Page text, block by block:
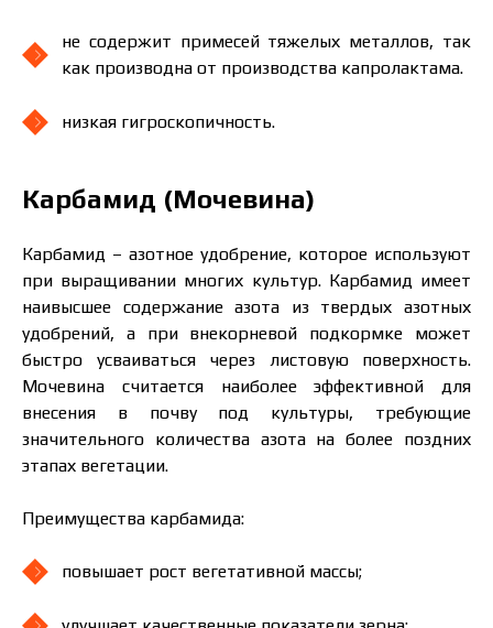
не содержит примесей тяжелых металлов, так
как производна от производства капролактама.
низкая гигроскопичность.
Карбамид (Мочевина)
Карбамид – азотное удобрение, которое используют
при выращивании многих культур. Карбамид имеет
наивысшее содержание азота из твердых азотных
удобрений, а при внекорневой подкормке может
быстро усваиваться через листовую поверхность.
Мочевина считается наиболее эффективной для
внесения в почву под культуры, требующие
значительного количества азота на более поздних
этапах вегетации.
Преимущества карбамида:
повышает рост вегетативной массы;
расчёта индивидуальной цены заполните
данные:
Заказать
защиты персональных данных.
Связаться с менеджером Makosh
Я ознакомился и принимаю политику
защиты персональных данных.
Скачать каталог